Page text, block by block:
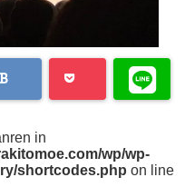
in
wp/wp-
shortcodes.php on line